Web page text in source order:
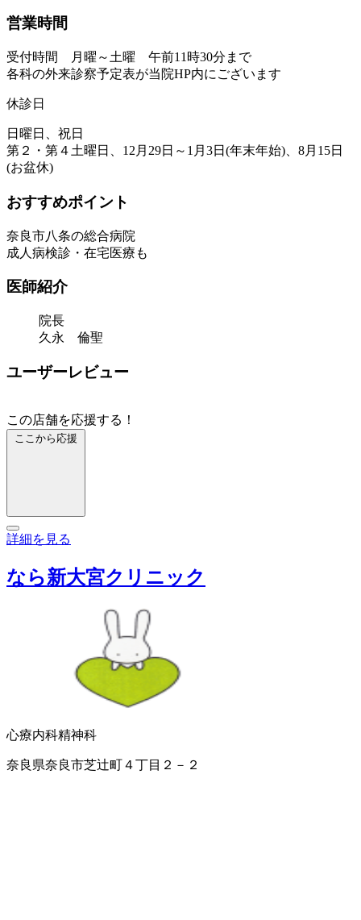
営業時間
受付時間 月曜～土曜 午前11時30分まで
各科の外来診察予定表が当院HP内にございます
休診日
日曜日、祝日
第２・第４土曜日、12月29日～1月3日(年末年始)、8月15日
(お盆休)
おすすめポイント
奈良市八条の総合病院
成人病検診・在宅医療も
医師紹介
院長
久永 倫聖
ユーザーレビュー
この店舗を応援する！
ここから応援
詳細を見る
なら新大宮クリニック
心療内科精神科
奈良県奈良市芝辻町４丁目２－２